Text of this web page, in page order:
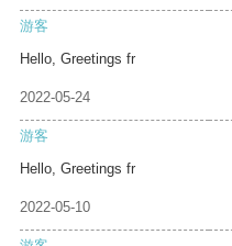
游客
Hello, Greetings fr
2022-05-24
游客
Hello, Greetings fr
2022-05-10